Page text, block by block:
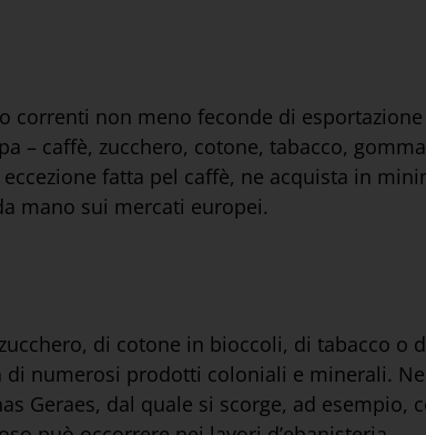
non meno feconde di esportazione
– caffè, zucchero, cotone, tabacco,
fatta pel caffè, ne acquista in
mano sui mercati europei.
di cotone in bioccoli, di tabacco o
di numerosi prodotti coloniali e minerali.
Geraes, dal quale si scorge, ad esempio,